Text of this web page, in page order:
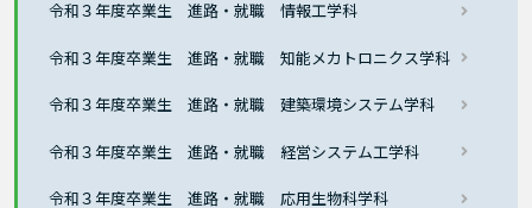
令和３年度卒業生 進路・就職 情報工学科
令和３年度卒業生 進路・就職 知能メカトロニクス学科
令和３年度卒業生 進路・就職 建築環境システム学科
令和３年度卒業生 進路・就職 経営システム工学科
令和３年度卒業生 進路・就職 応用生物科学科